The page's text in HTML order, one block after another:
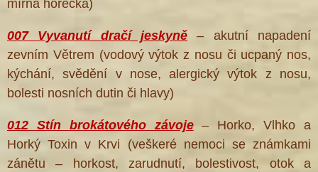
mírná horečka)
007 Vyvanutí dračí jeskyně
– akutní napadení
zevním Větrem (vodový výtok z nosu či ucpaný nos,
kýchání, svědění v nose, alergický výtok z nosu,
bolesti nosních dutin či hlavy)
012 Stín brokátového závoje – Horko, Vlhko a
Horký Toxin v Krvi (veškeré nemoci se známkami
zánětu – horkost, zarudnutí, bolestivost, otok a